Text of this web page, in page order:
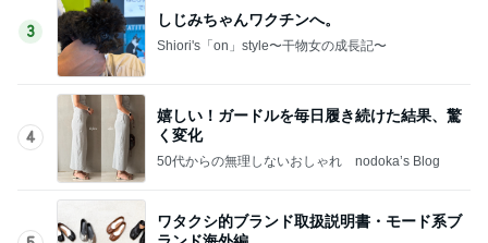
3
しじみちゃんワクチンへ。
Shiori's「on」style〜干物女の成長記〜
4
嬉しい！ガードルを毎日履き続けた結果、驚
く変化
5
ワタクシ的ブランド取扱説明書・モード系ブ
ランド海外編